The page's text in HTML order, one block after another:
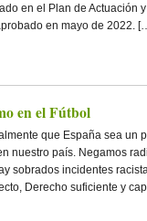
en el Plan de Actuación
en mayo de 2022.
en el Fútbol
que España sea un
nuestro país. Negamos
sobrados incidentes
Derecho suficiente y